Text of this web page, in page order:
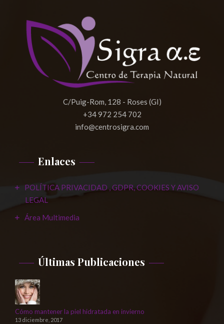
C/Puig-Rom, 128 - Roses (GI)
+34 972 254 702
info@centrosigra.com
Enlaces
POLÍTICA PRIVACIDAD , GDPR, COOKIES Y AVISO
LEGAL
Área Multimedia
Últimas Publicaciones
Cómo mantener la piel hidratada en invierno
13 diciembre, 2017